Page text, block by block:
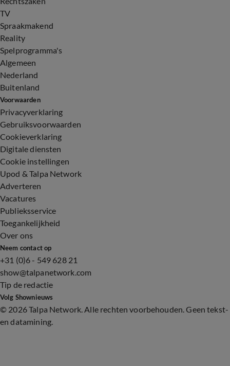
TV
Spraakmakend
Reality
Spelprogramma's
Algemeen
Nederland
Buitenland
Voorwaarden
Privacyverklaring
Gebruiksvoorwaarden
Cookieverklaring
Digitale diensten
Cookie instellingen
Upod & Talpa Network
Adverteren
Vacatures
Publieksservice
Toegankelijkheid
Over ons
Neem contact op
+31 (0)6 - 549 628 21
show@talpanetwork.com
Tip de redactie
Volg Shownieuws
© 2026 Talpa Network. Alle rechten voorbehouden. Geen tekst-
en datamining.